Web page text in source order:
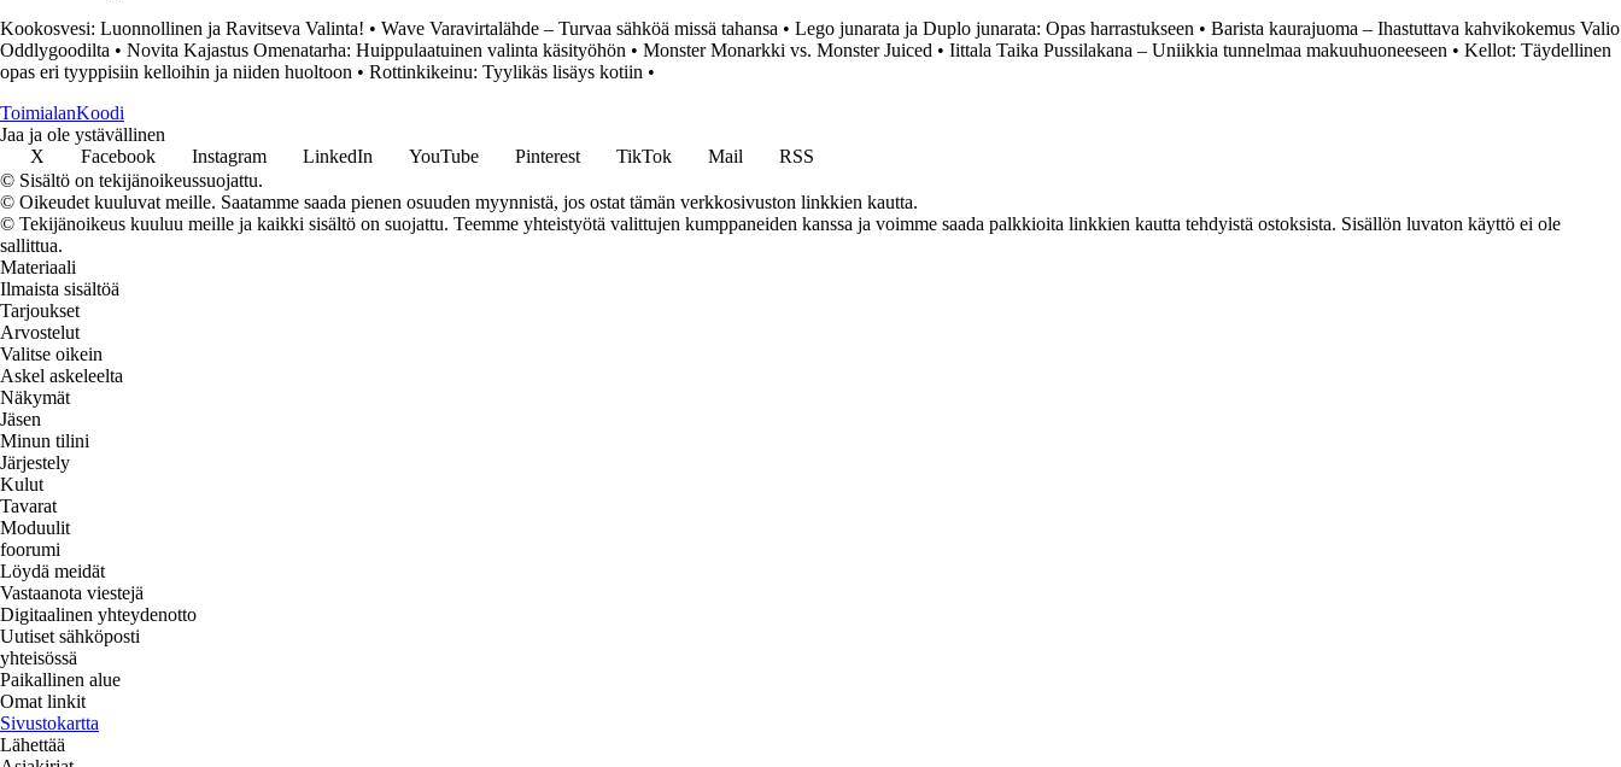
Kookosvesi: Luonnollinen ja Ravitseva Valinta! • Wave Varavirtalähde – Turvaa sähköä missä tahansa • Lego junarata ja Duplo junarata: Opas harrastukseen • Barista kaurajuoma – Ihastuttava kahvikokemus Valio
Oddlygoodilta • Novita Kajastus Omenatarha: Huippulaatuinen valinta käsityöhön • Monster Monarkki vs. Monster Juiced • Iittala Taika Pussilakana – Uniikkia tunnelmaa makuuhuoneeseen • Kellot: Täydellinen
opas eri tyyppisiin kelloihin ja niiden huoltoon • Rottinkikeinu: Tyylikäs lisäys kotiin •
ToimialanKoodi
Jaa ja ole ystävällinen
X
Facebook Instagram LinkedIn YouTube Pinterest TikTok Mail
RSS
© Sisältö on tekijänoikeussuojattu.
© Oikeudet kuuluvat meille. Saatamme saada pienen osuuden myynnistä, jos ostat tämän verkkosivuston linkkien kautta.
© Tekijänoikeus kuuluu meille ja kaikki sisältö on suojattu. Teemme yhteistyötä valittujen kumppaneiden kanssa ja voimme saada palkkioita linkkien kautta tehdyistä ostoksista. Sisällön luvaton käyttö ei ole
sallittua.
Materiaali
Ilmaista sisältöä
Tarjoukset
Arvostelut
Valitse oikein
Askel askeleelta
Näkymät
Jäsen
Minun tilini
Järjestely
Kulut
Tavarat
Moduulit
foorumi
Löydä meidät
Vastaanota viestejä
Digitaalinen yhteydenotto
Uutiset sähköposti
yhteisössä
Paikallinen alue
Omat linkit
Sivustokartta
Lähettää